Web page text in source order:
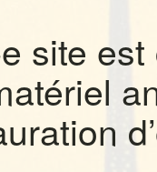
site